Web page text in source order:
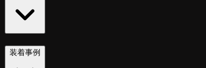
装着事例